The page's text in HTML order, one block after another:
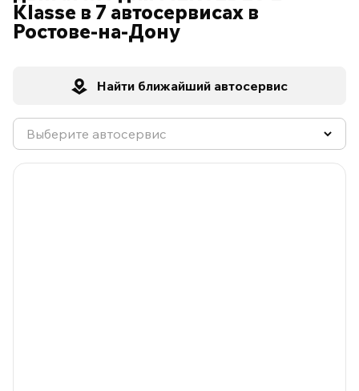
Klasse в 7 автосервисах в
Ростове-на-Дону
Найти ближайший автосервис